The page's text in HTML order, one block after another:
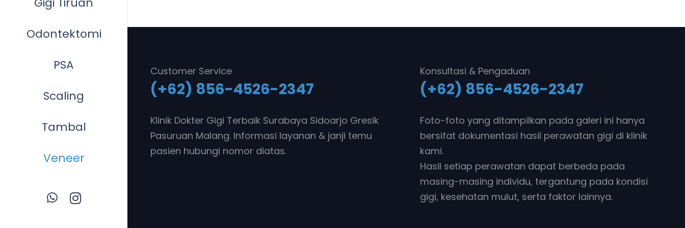
Odontektomi
PSA
Scaling
Tambal
Veneer
Customer Service
(+62) 856-4526-2347
Klinik Dokter Gigi Terbaik Surabaya Sidoarjo Gresik
Pasuruan Malang. Informasi layanan & janji temu
pasien hubungi nomor diatas.
Konsultasi & Pengaduan
(+62) 856-4526-2347
Foto-foto yang ditampilkan pada galeri ini hanya
bersifat dokumentasi hasil perawatan gigi di klinik
kami.
Hasil setiap perawatan dapat berbeda pada
masing-masing individu, tergantung pada kondisi
gigi, kesehatan mulut, serta faktor lainnya.